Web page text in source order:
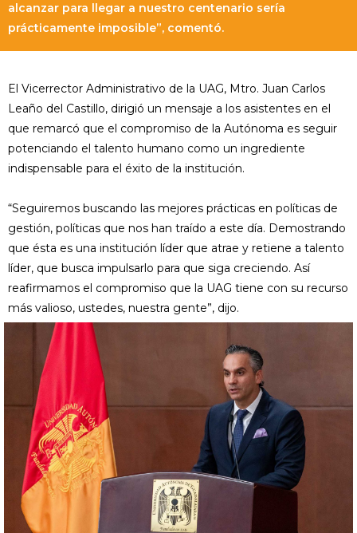
alcanzar para llegar a nuestro centenario sería
prácticamente imposible”, comentó.
El Vicerrector Administrativo de la UAG, Mtro. Juan Carlos
Leaño del Castillo, dirigió un mensaje a los asistentes en el
que remarcó que el compromiso de la Autónoma es seguir
potenciando el talento humano como un ingrediente
indispensable para el éxito de la institución.
“Seguiremos buscando las mejores prácticas en políticas de
gestión, políticas que nos han traído a este día. Demostrando
que ésta es una institución líder que atrae y retiene a talento
líder, que busca impulsarlo para que siga creciendo. Así
reafirmamos el compromiso que la UAG tiene con su recurso
más valioso, ustedes, nuestra gente”, dijo.